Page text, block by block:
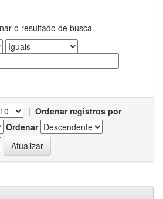
o resultado de busca.
| Ordenar registros por
Ordenar